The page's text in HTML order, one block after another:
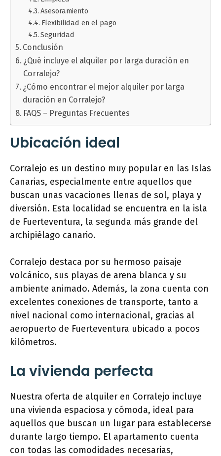
Asesoramiento
Flexibilidad en el pago
Seguridad
Conclusión
¿Qué incluye el alquiler por larga duración en
Corralejo?
¿Cómo encontrar el mejor alquiler por larga
duración en Corralejo?
FAQS – Preguntas Frecuentes
Ubicación ideal
Corralejo es un destino muy popular en las Islas
Canarias, especialmente entre aquellos que
buscan unas vacaciones llenas de sol, playa y
diversión. Esta localidad se encuentra en la isla
de Fuerteventura, la segunda más grande del
archipiélago canario.
Corralejo destaca por su hermoso paisaje
volcánico, sus playas de arena blanca y su
ambiente animado. Además, la zona cuenta con
excelentes conexiones de transporte, tanto a
nivel nacional como internacional, gracias al
aeropuerto de Fuerteventura ubicado a pocos
kilómetros.
La vivienda perfecta
Nuestra oferta de alquiler en Corralejo incluye
una vivienda espaciosa y cómoda, ideal para
aquellos que buscan un lugar para establecerse
durante largo tiempo. El apartamento cuenta
con todas las comodidades necesarias,